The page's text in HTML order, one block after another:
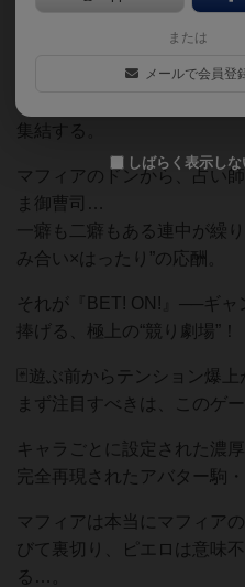
──ここは世界最大のカジノ
欲望が渦巻き、策略が飛び
セ強ギャンブラーたちが命
集結する。
マフィアのドンから、占い
ま御曹司…
一癖も二癖もある連中が繰
み合い×はったり”の応酬。
それが『BET! ON!』──ギャ
捧げる、極上の“競り劇場”！
🃏遊ぶ前からテンション爆
まず注目すべきは、このゲ
キャラごとに設定された濃
完全再現されたアバター駒・
マフィアは本当にマフィア
びて裏切り、ピエロは意味
る…。
または
メールで会員登
しばらく表示しな